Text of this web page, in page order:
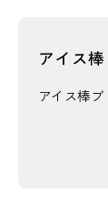
アイス
アイス棒ブ